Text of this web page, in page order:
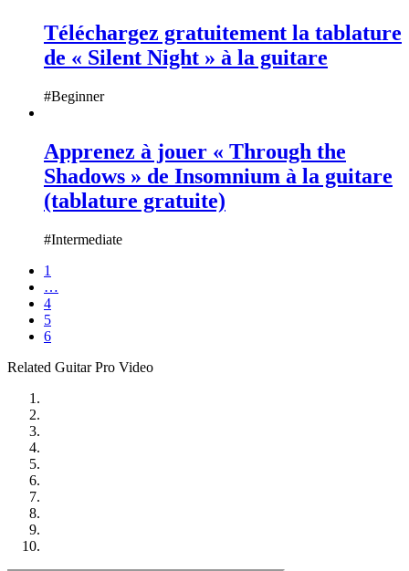
Téléchargez gratuitement la tablature
de « Silent Night » à la guitare
#Beginner
Apprenez à jouer « Through the
Shadows » de Insomnium à la guitare
(tablature gratuite)
#Intermediate
1
…
4
5
6
Related Guitar Pro Video